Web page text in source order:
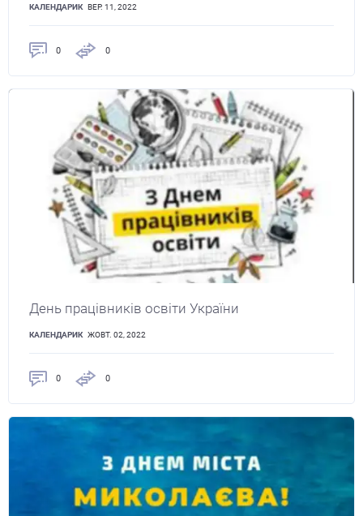
КАЛЕНДАРИК ВЕР. 11, 2022
0 0
День працівників освіти України
КАЛЕНДАРИК ЖОВТ. 02, 2022
0 0